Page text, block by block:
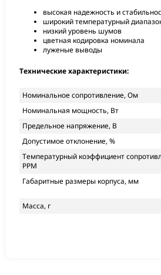
высокая надежность и
широкий температурный
низкий уровень шумов
цветная кодировка номинала
луженые выводы
Технические характеристики:
Номинальное сопротивление, Ом
Номинальная мощность, Вт
Предельное напряжение, В
Допустимое отклонение, %
Температурный коэффициент
PPM
Габаритные размеры корпуса, мм
Масса, г